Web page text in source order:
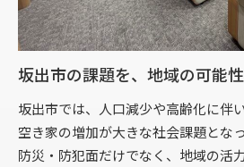
坂出市の課題を、地域の可能
坂出市では、人口減少や高齢化に伴
空き家の増加が大きな社会課題とな
防災・防犯面だけでなく、地域の活